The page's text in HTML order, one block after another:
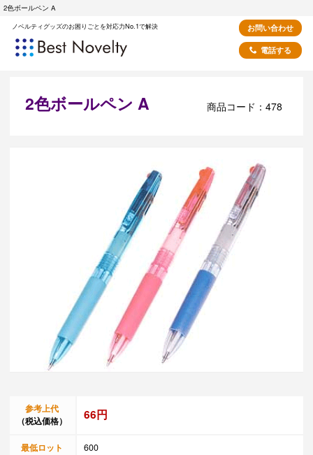
2色ボールペン A
ノベルティグッズのお困りごとを対応力No.1で解決
お問い合わせ
電話する
2色ボールペン A 商品コード：478
参考上代
（税込価格）
66円
最低ロット 600